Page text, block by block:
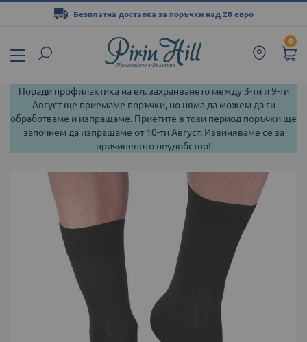
0
Безплатна доставка за поръчки над 20 евро
съдържанието
Поради профилактика на ел. захранването между 3-ти и 9-ти
Август ще приемаме поръчки, но няма да можем да ги
обработваме и изпращаме. Приетите в този период поръчки ще
започнем да изпращаме от 10-ти Август. Извиняваме се за
причиненото неудобство!
Преминете
изображенията